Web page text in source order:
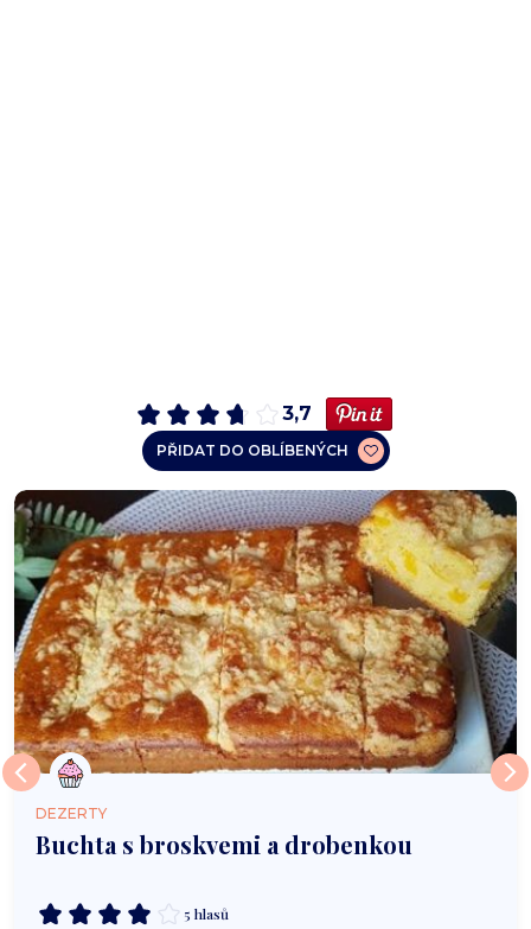
3,7
PŘIDAT DO OBLÍBENÝCH
DEZERTY
Buchta s broskvemi a drobenkou
5 hlasů